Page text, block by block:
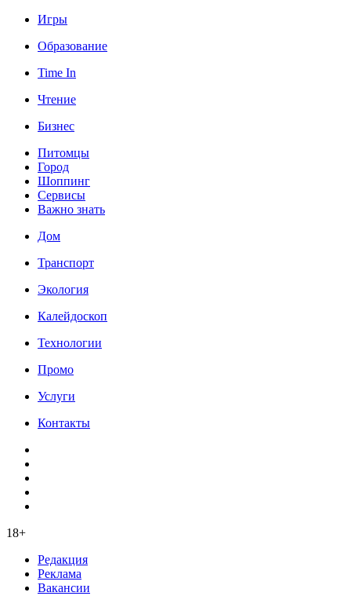
Игры
Образование
Time In
Чтение
Бизнес
Питомцы
Город
Шоппинг
Сервисы
Важно знать
Дом
Транспорт
Экология
Калейдоскоп
Технологии
Промо
Услуги
Контакты
18+
Редакция
Реклама
Вакансии